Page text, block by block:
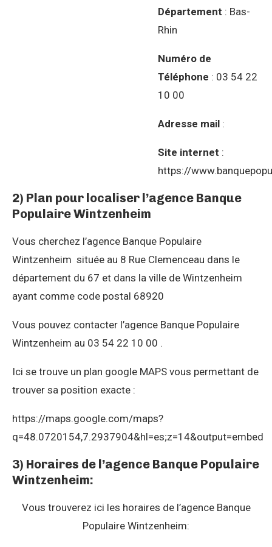
Département : Bas-
Rhin
Numéro de
Téléphone : 03 54 22
10 00
Adresse mail :
Site internet :
https://
2) Plan pour localiser l’agence Banque
Populaire Wintzenheim
Vous cherchez l’agence Banque Populaire
Wintzenheim située au 8 Rue Clemenceau dans le
département du 67 et dans la ville de Wintzenheim
ayant comme code postal 68920
Vous pouvez contacter l’agence Banque Populaire
Wintzenheim au 03 54 22 10 00 .
Ici se trouve un plan google MAPS vous permettant de
trouver sa position exacte :
https://maps.google.com/maps?
q=48.0720154,7.2937904&hl=es;z=14&output=embed
3) Horaires de l’agence Banque Populaire
Wintzenheim:
Vous trouverez ici les horaires de l’agence Banque
Populaire Wintzenheim: